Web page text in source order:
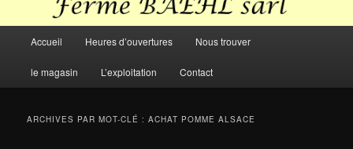
principal
Accueil Heures d’ouvertures Nous trouver
le magasin L’exploitation Contact
ARCHIVES PAR MOT-CLÉ :ACHAT POMME ALSACE